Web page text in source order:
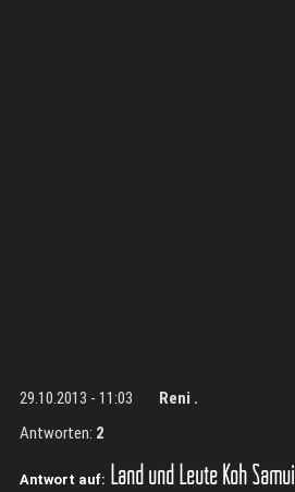
29.10.2013 - 11:03 Reni .
Antworten: 2
Antwort auf: Land und Leute Koh Samui